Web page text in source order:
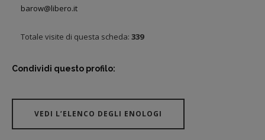
barow@libero.it
Totale visite di questa scheda: 339
Condividi questo profilo:
VEDI L’ELENCO DEGLI ENOLOGI